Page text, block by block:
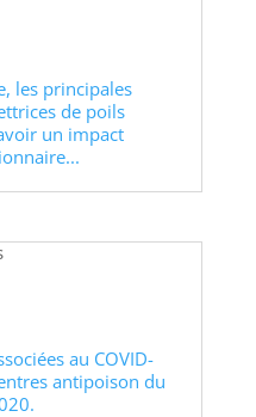
les principales
de poils
un impact
au COVID-
antipoison du